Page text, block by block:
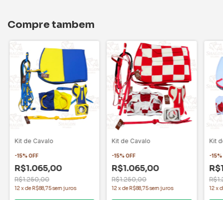
Compre tambem
Kit de Cavalo
-15%OFF
R$1.065,00
R$1.250,00
12xde R$88,75sem juros
Kit de Cavalo
-15%OFF
R$1.065,00
R$1.250,00
12xde R$88,75sem juros
Kit
-15%
12x